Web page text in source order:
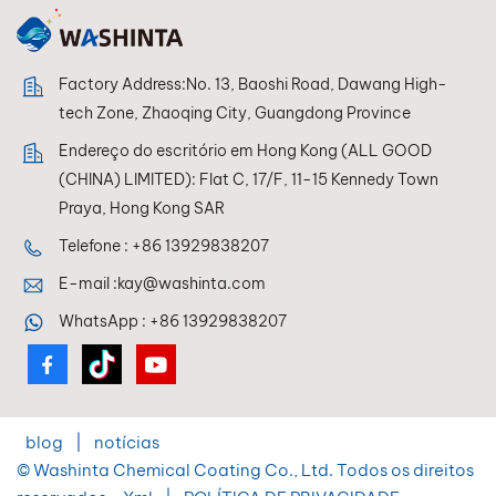
desempenho
duradouro da pintura.
Factory Address:No. 13, Baoshi Road, Dawang High-
tech Zone, Zhaoqing City, Guangdong Province
Endereço do escritório em Hong Kong (ALL GOOD
(CHINA) LIMITED): Flat C, 17/F, 11-15 Kennedy Town
Praya, Hong Kong SAR
Telefone : +86 13929838207
E-mail :kay@washinta.com
WhatsApp : +86 13929838207
blog
notícias
© Washinta Chemical Coating Co., Ltd. Todos os direitos